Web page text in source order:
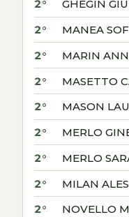
2° GHEGIN
2° MANEA
2° MARIN
2° MASETTO
2° MASON
2° MERLO
2° MERLO
2° MILAN
2° NOVELLO